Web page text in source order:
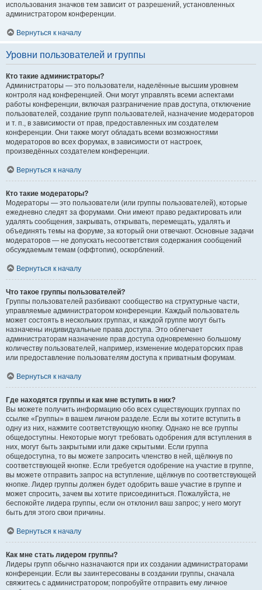
использования значков тем зависит от разрешений, установленных
администратором конференции.
Вернуться к началу
Уровни пользователей и группы
Кто такие администраторы?
Администраторы — это пользователи, наделённые высшим уровнем
контроля над конференцией. Они могут управлять всеми аспектами
работы конференции, включая разграничение прав доступа, отключение
пользователей, создание групп пользователей, назначение модераторов
и т. п., в зависимости от прав, предоставленных им создателем
конференции. Они также могут обладать всеми возможностями
модераторов во всех форумах, в зависимости от настроек,
произведённых создателем конференции.
Вернуться к началу
Кто такие модераторы?
Модераторы — это пользователи (или группы пользователей), которые
ежедневно следят за форумами. Они имеют право редактировать или
удалять сообщения, закрывать, открывать, перемещать, удалять и
объединять темы на форуме, за который они отвечают. Основные задачи
модераторов — не допускать несоответствия содержания сообщений
обсуждаемым темам (оффтопик), оскорблений.
Вернуться к началу
Что такое группы пользователей?
Группы пользователей разбивают сообщество на структурные части,
управляемые администратором конференции. Каждый пользователь
может состоять в нескольких группах, и каждой группе могут быть
назначены индивидуальные права доступа. Это облегчает
администраторам назначение прав доступа одновременно большому
количеству пользователей, например, изменение модераторских прав
или предоставление пользователям доступа к приватным форумам.
Вернуться к началу
Где находятся группы и как мне вступить в них?
Вы можете получить информацию обо всех существующих группах по
ссылке «Группы» в вашем личном разделе. Если вы хотите вступить в
одну из них, нажмите соответствующую кнопку. Однако не все группы
общедоступны. Некоторые могут требовать одобрения для вступления в
них, могут быть закрытыми или даже скрытыми. Если группа
общедоступна, то вы можете запросить членство в ней, щёлкнув по
соответствующей кнопке. Если требуется одобрение на участие в группе,
вы можете отправить запрос на вступление, щёлкнув по соответствующей
кнопке. Лидер группы должен будет одобрить ваше участие в группе и
может спросить, зачем вы хотите присоединиться. Пожалуйста, не
беспокойте лидера группы, если он отклонил ваш запрос; у него могут
быть для этого свои причины.
Вернуться к началу
Как мне стать лидером группы?
Лидеры групп обычно назначаются при их создании администраторами
конференции. Если вы заинтересованы в создании группы, сначала
свяжитесь с администратором; попробуйте отправить ему личное